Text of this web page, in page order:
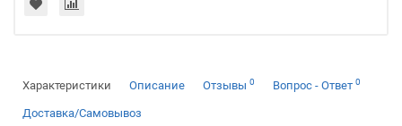
Характеристики Описание Отзывы 0 Вопрос - Ответ 0
Доставка/Самовывоз